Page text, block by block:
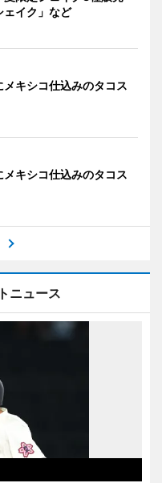
イク」など
メキシコ仕込みのタコス
メキシコ仕込みのタコス
ニュース